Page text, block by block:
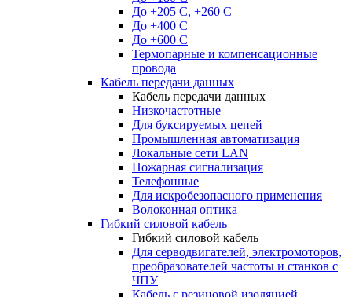
До +205 С, +260 С
До +400 C
До +600 С
Термопарные и компенсационные
провода
Кабель передачи данных
Кабель передачи данных
Низкочастотные
Для буксируемых цепей
Промышленная автоматизация
Локальные сети LAN
Пожарная сигнализация
Телефонные
Для искробезопасного применения
Волоконная оптика
Гибкий силовой кабель
Гибкий силовой кабель
Для серводвигателей, электромоторов,
преобразователей частоты и станков с
ЧПУ
Кабель с резиновой изоляцией